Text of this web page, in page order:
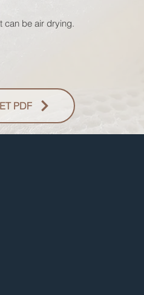
can be air drying.
PDF